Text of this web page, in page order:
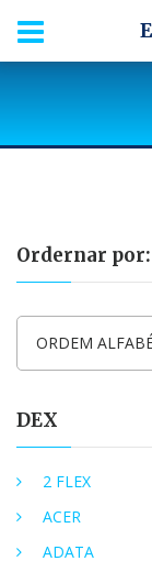
Ordernar por:
ORDEM
DEX
2 FLEX
ACER
ADATA